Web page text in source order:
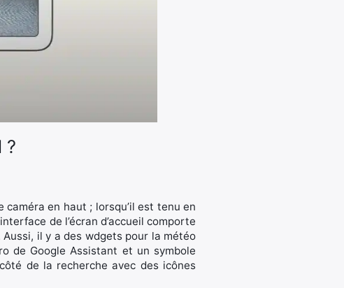
?
en haut ; lorsqu’il est tenu en
de l’écran d’accueil comporte
Aussi, il y a des wdgets pour la météo
de Google Assistant et un symbole
de la recherche avec des icônes